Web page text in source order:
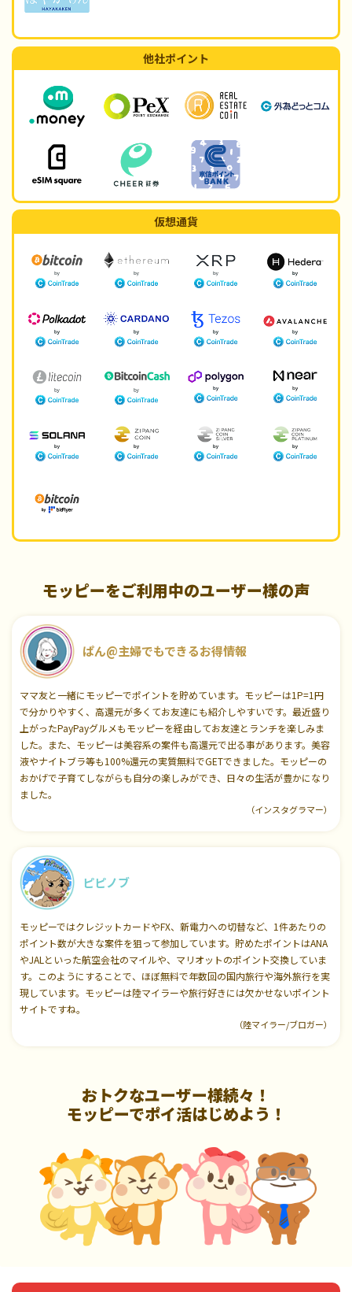
他社ポイント
仮想通貨
モッピーをご利用中のユーザー様の声
ぱん@主婦でもできるお得情報
ママ友と一緒にモッピーでポイントを貯めています。モッピーは1P=1円
で分かりやすく、高還元が多くてお友達にも紹介しやすいです。最近盛り
上がったPayPayグルメもモッピーを経由してお友達とランチを楽しみま
した。また、モッピーは美容系の案件も高還元で出る事があります。美容
液やナイトブラ等も100%還元の実質無料でGETできました。モッピーの
おかげで子育てしながらも自分の楽しみができ、日々の生活が豊かになり
ました。
（インスタグラマー）
ピピノブ
モッピーではクレジットカードやFX、新電力への切替など、1件あたりの
ポイント数が大きな案件を狙って参加しています。貯めたポイントはANA
やJALといった航空会社のマイルや、マリオットのポイント交換していま
す。このようにすることで、ほぼ無料で年数回の国内旅行や海外旅行を実
現しています。モッピーは陸マイラーや旅行好きには欠かせないポイント
サイトですね。
（陸マイラー/ブロガー）
おトクなユーザー様続々！
モッピーでポイ活はじめよう！